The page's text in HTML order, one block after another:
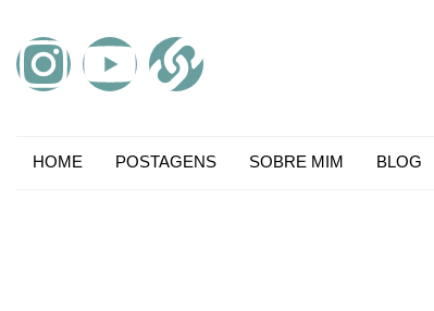
HOME POSTAGENS SOBRE MIM BLOG